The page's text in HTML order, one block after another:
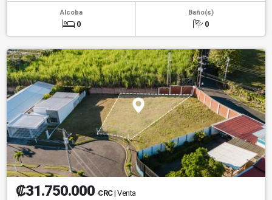
Alcoba
0
Baño(s)
0
₡31.750.000 CRC| Venta